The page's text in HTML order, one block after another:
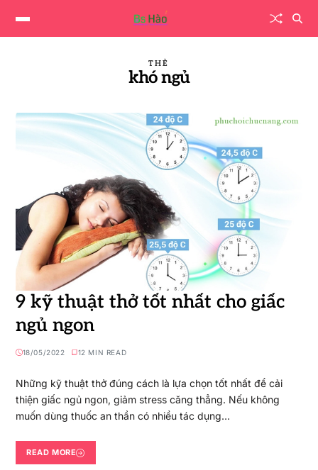
THẺ
khó ngủ
9 kỹ thuật thở tốt nhất cho giấc
ngủ ngon
18/05/2022 12 MIN READ
Những kỹ thuật thở đúng cách là lựa chọn tốt nhất để cải
thiện giấc ngủ ngon, giảm stress căng thẳng. Nếu không
muốn dùng thuốc an thần có nhiều tác dụng…
READ MORE